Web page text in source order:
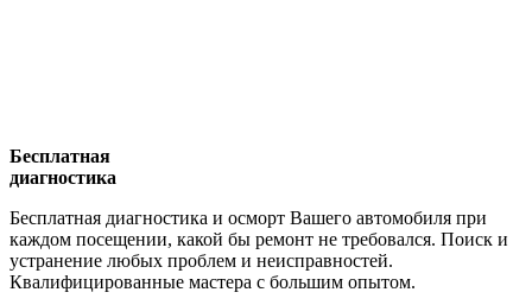
Бесплатная
диагностика
Бесплатная диагностика и осморт Вашего автомобиля при
каждом посещении, какой бы ремонт не требовался. Поиск и
устранение любых проблем и неисправностей.
Квалифицированные мастера с большим опытом.